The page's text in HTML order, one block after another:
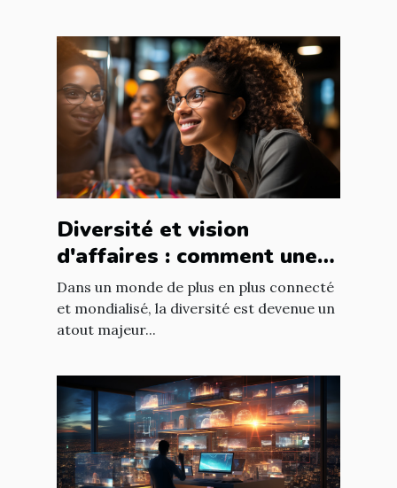
Diversité et vision
d'affaires : comment une
équipe diversifiée peut
stimuler l'innovation
Dans un monde de plus en plus connecté
et mondialisé, la diversité est devenue un
atout majeur...